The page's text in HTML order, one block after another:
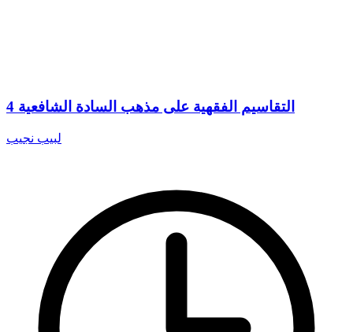
التقاسيم الفقهية على مذهب السادة الشافعية 4
لبيب نجيب